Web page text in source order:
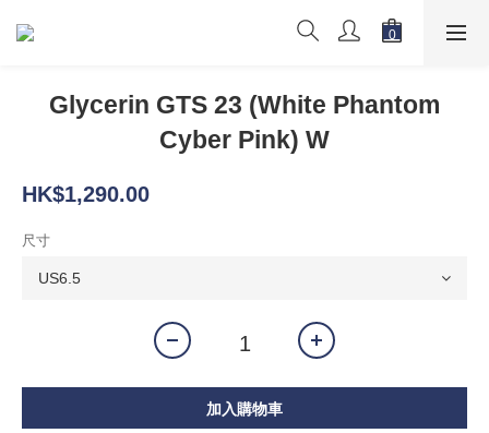
Glycerin GTS 23 (White Phantom
Cyber Pink) W
HK$1,290.00
尺寸
加入購物車